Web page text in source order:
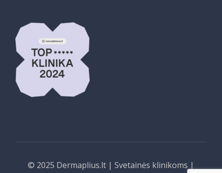
© 2025 Dermaplius.lt| Svetainės klinikoms |